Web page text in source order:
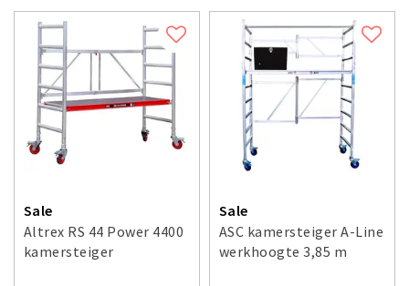
Sale
Altrex RS 44 Power 4400
kamersteiger
Sale
ASC kamersteiger A-Line
werkhoogte 3,85 m